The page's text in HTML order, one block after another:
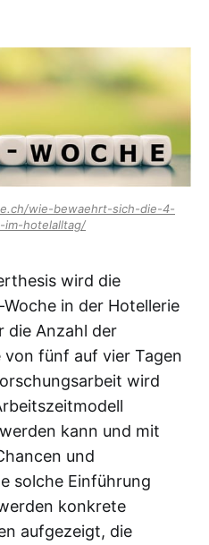
wie-bewaehrt-sich-die-4-
im-hotelalltag/
wird die
in der Hotellerie
die Anzahl der
fünf auf vier Tagen
wird
kann und mit
und
solche Einführung
konkrete
aufgezeigt, die